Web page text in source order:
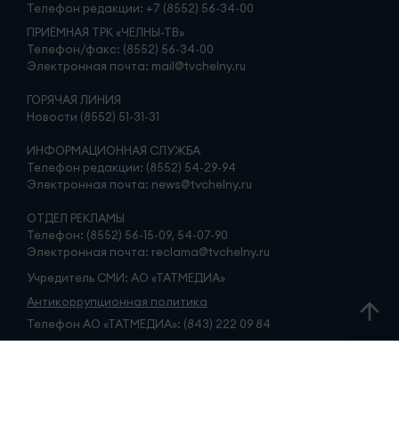
Телефон редакции: +7 (8552) 56-34-00
ПРИЁМНАЯ ТРК «ЧЕЛНЫ-ТВ»
Телефон/факс: (8552) 56-34-00
Электронная почта: mail@tvchelny.ru
ГОРЯЧАЯ ЛИНИЯ
Новости (8552) 51-31-31
ИНФОРМАЦИОННАЯ СЛУЖБА
Телефон редакции: (8552) 54-29-94
Электронная почта: news@tvchelny.ru
ОТДЕЛ РЕКЛАМЫ
Телефон: (8552) 56-15-09, 54-07-90
Электронная почта: reclama@tvchelny.ru
Учредитель СМИ: АО «ТАТМЕДИА»
Антикоррупционная политика
Телефон АО «ТАТМЕДИА»: (843) 222 09 84